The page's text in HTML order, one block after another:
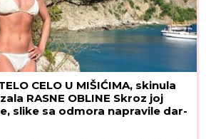
CELO U MIŠIĆIMA, skinula
RASNE OBLINE Skroz joj
slike sa odmora napravile dar-